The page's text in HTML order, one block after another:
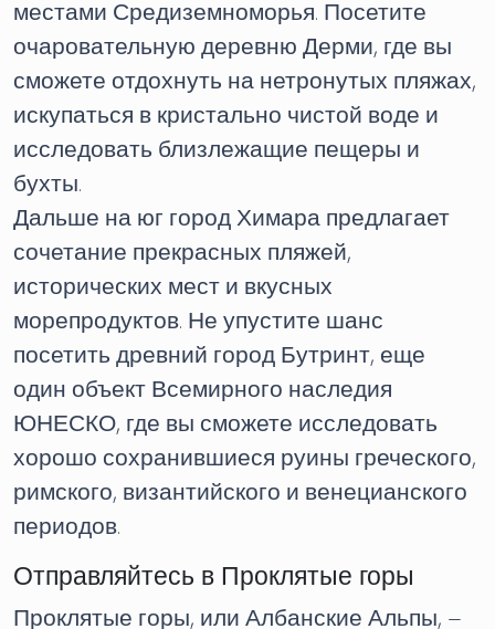
местами Средиземноморья. Посетите
очаровательную деревню Дерми, где вы
сможете отдохнуть на нетронутых пляжах,
искупаться в кристально чистой воде и
исследовать близлежащие пещеры и
бухты.
Дальше на юг город Химара предлагает
сочетание прекрасных пляжей,
исторических мест и вкусных
морепродуктов. Не упустите шанс
посетить древний город Бутринт, еще
один объект Всемирного наследия
ЮНЕСКО, где вы сможете исследовать
хорошо сохранившиеся руины греческого,
римского, византийского и венецианского
периодов.
Отправляйтесь в Проклятые горы
Проклятые горы, или Албанские Альпы, –